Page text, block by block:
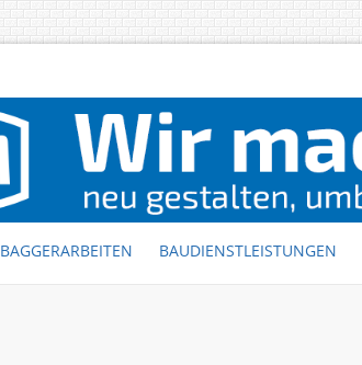
BAGGERARBEITEN BAUDIENSTLEISTUNGEN